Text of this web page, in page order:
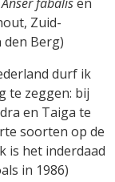
Zuid-
den Berg)
durf ik
te zeggen: bij
en Taiga te
soorten op de
is het inderdaad
in 1986)